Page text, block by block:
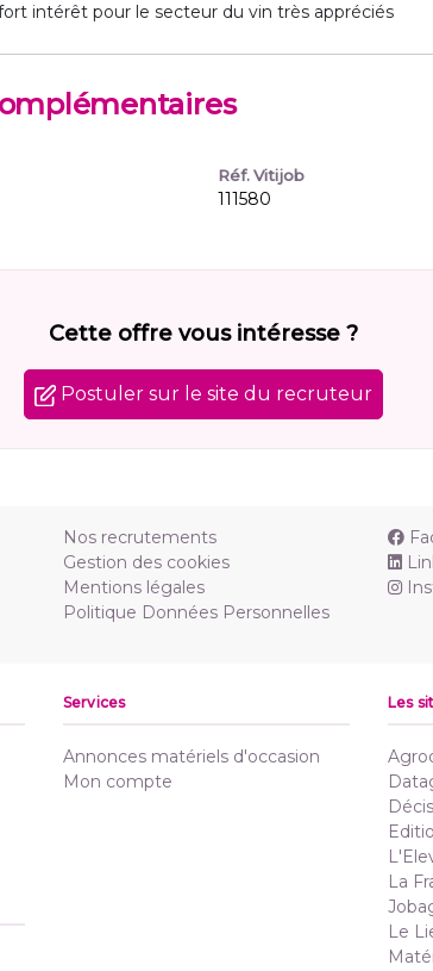
intérêt pour le secteur du vin très appréciés
Réf. Vitijob
111580
Cette offre vous intéresse ?
Postuler sur le site du recruteur
Nos recrutements
Gestion des cookies
Mentions légales
Politique Données Personnelles
Services
Annonces matériels d'occasion
Mon compte
Les
La
Le